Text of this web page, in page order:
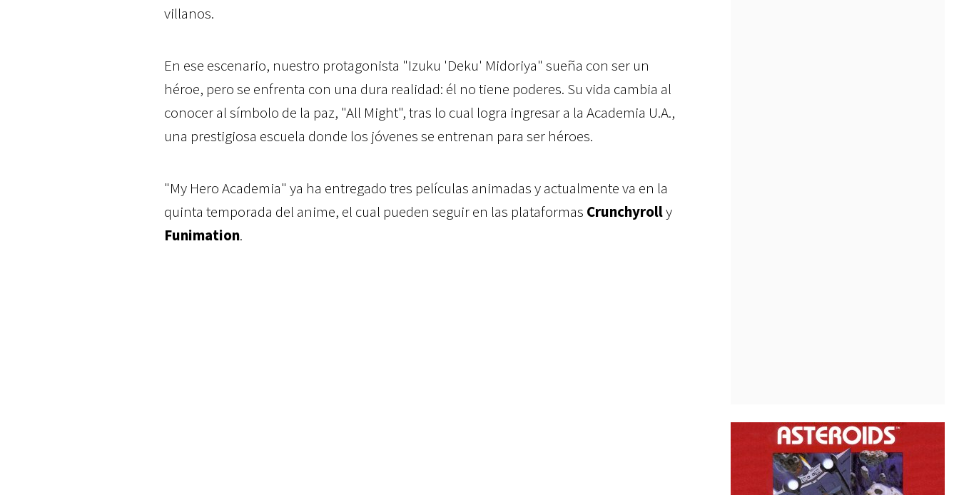
villanos.
En ese escenario, nuestro protagonista "Izuku 'Deku' Midoriya" sueña con ser un
héroe, pero se enfrenta con una dura realidad: él no tiene poderes. Su vida cambia al
conocer al símbolo de la paz, "All Might", tras lo cual logra ingresar a la Academia U.A.,
una prestigiosa escuela donde los jóvenes se entrenan para ser héroes.
"My Hero Academia" ya ha entregado tres películas animadas y actualmente va en la
quinta temporada del anime, el cual pueden seguir en las plataformas Crunchyrolly
Funimation.